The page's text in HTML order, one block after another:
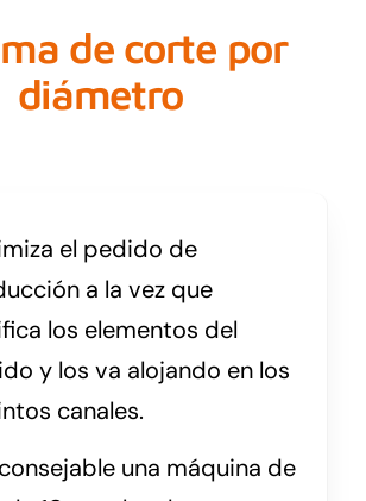
de corte por
diámetro
el pedido de
a la vez que
los elementos del
y los va alojando en los
canales.
una máquina de